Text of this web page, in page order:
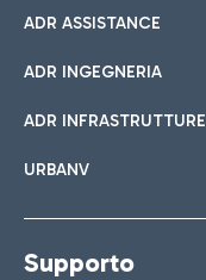
ADR ASSISTANCE
ADR INGEGNERIA
ADR INFRASTRUTTURE
URBANV
Supporto